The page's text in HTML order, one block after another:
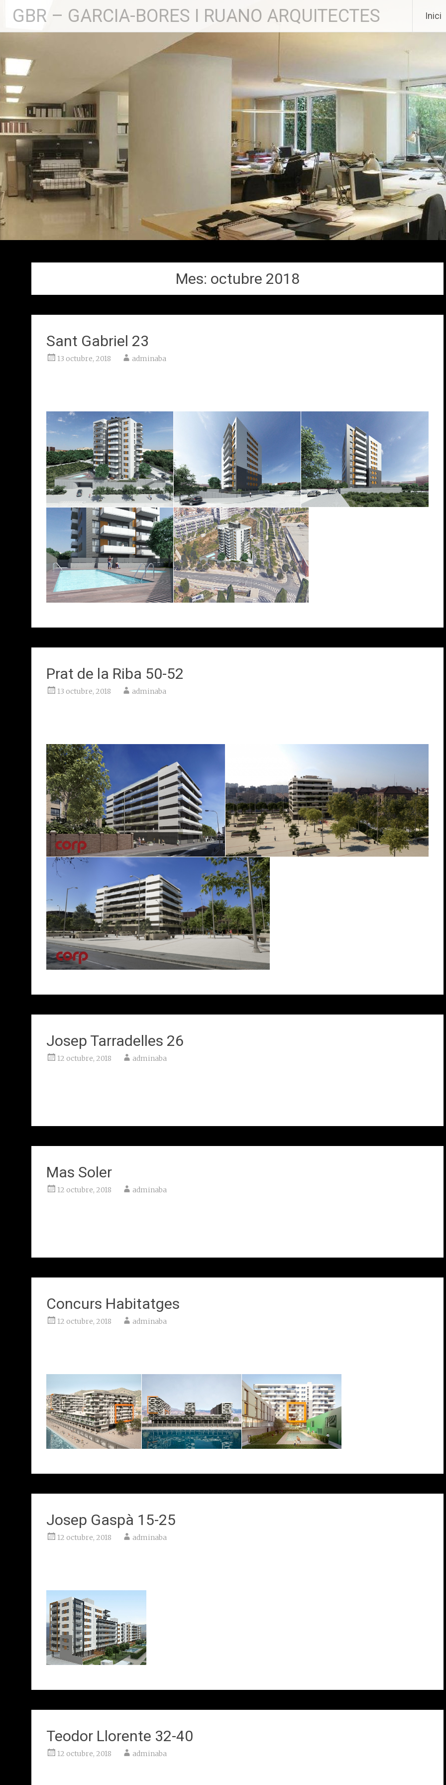
contenido
GBR – GARCIA-BORES I RUANO ARQUITECTES Inici
Mes: octubre 2018
Sant Gabriel 23
13 octubre, 2018 adminaba
Prat de la Riba 50-52
13 octubre, 2018 adminaba
Josep Tarradelles 26
12 octubre, 2018 adminaba
Mas Soler
12 octubre, 2018 adminaba
Concurs Habitatges
12 octubre, 2018 adminaba
Josep Gaspà 15-25
12 octubre, 2018 adminaba
Teodor Llorente 32-40
12 octubre, 2018 adminaba